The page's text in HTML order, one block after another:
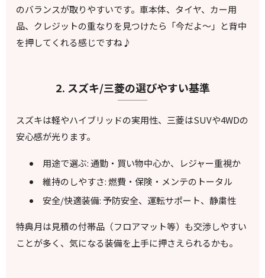
のバランスが取りやすいです。車本体、タイヤ、カー用
品、クレジットの重なりを見つけたら「今だよ〜」と背中
を押してくれる感じですね♪
2. スズキ/三菱の選びやすい基準
スズキは軽やハイブリッドの実用性、三菱はSUVや4WDの
安心感が光ります。
用途で選ぶ: 通勤・買い物中心か、レジャー重視か
維持のしやすさ: 燃費・保険・メンテのトータル
安全/快適装備: 予防安全、運転サポート、静粛性
特典月は見積の付帯品（フロアマット等）も交渉しやすい
ことが多く、気になる装備を上手に押さえられるかも。